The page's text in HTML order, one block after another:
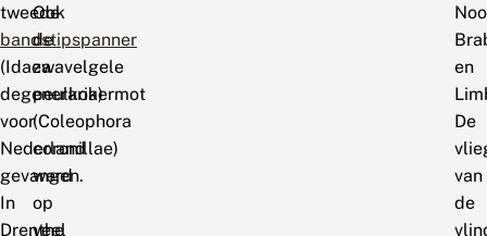
tweede
bandstipspanner
(Idaea
degeneraria)
voor
Nederland
gevangen.
In
Drenthe
Ook
de
zwavelgele
peulkokermot
(Coleophora
coronillae)
werd
op
veel
en
De
van
de